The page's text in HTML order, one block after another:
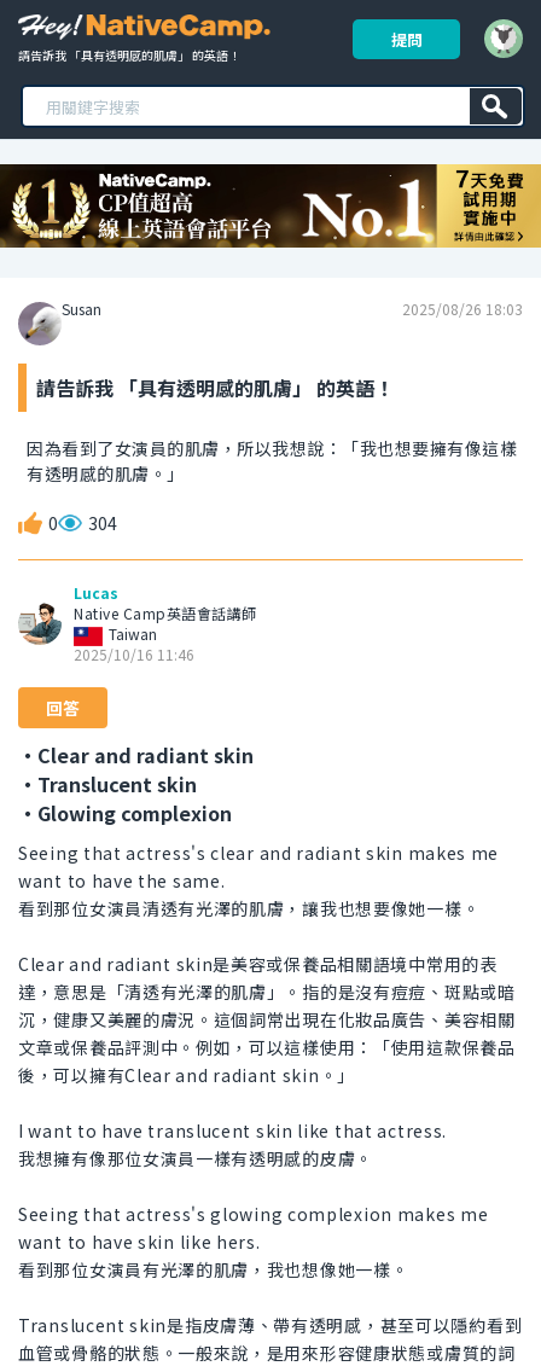
請告訴我 「具有透明感的肌膚」 的英語！
提問
Susan 2025/08/26 18:03
請告訴我 「具有透明感的肌膚」 的英語！
因為看到了女演員的肌膚，所以我想說：「我也想要擁有像這樣
有透明感的肌膚。」
0 304
Lucas
Native Camp英語會話講師
Taiwan
2025/10/16 11:46
回答
・Clear and radiant skin
・Translucent skin
・Glowing complexion
Seeing that actress's clear and radiant skin makes me
want to have the same.
看到那位女演員清透有光澤的肌膚，讓我也想要像她一樣。
Clear and radiant skin是美容或保養品相關語境中常用的表
達，意思是「清透有光澤的肌膚」。指的是沒有痘痘、斑點或暗
沉，健康又美麗的膚況。這個詞常出現在化妝品廣告、美容相關
文章或保養品評測中。例如，可以這樣使用：「使用這款保養品
後，可以擁有Clear and radiant skin。」
I want to have translucent skin like that actress.
我想擁有像那位女演員一樣有透明感的皮膚。
Seeing that actress's glowing complexion makes me
want to have skin like hers.
看到那位女演員有光澤的肌膚，我也想像她一樣。
Translucent skin是指皮膚薄、帶有透明感，甚至可以隱約看到
血管或骨骼的狀態。一般來說，是用來形容健康狀態或膚質的詞